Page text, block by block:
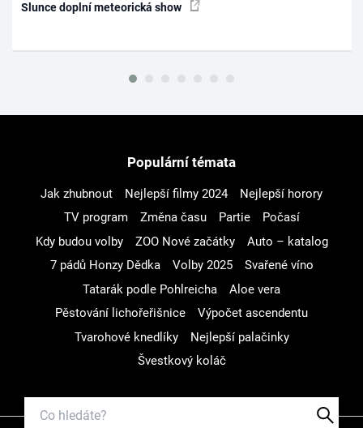
Slunce doplní meteorická show
Populární témata
Jak zhubnout Nejlepší filmy 2024
Nejlepší horory
TV program
Změna času Partie
Počasí
Kdy budou volby
ZOO Nové začátky
Auto – katalog
7 pádů Honzy Dědka
Volby 2025
Svařené víno
Tatarák podle Pohlreicha
Aloe vera
Pěstování lichořeřišnice
Výpočet ascendentu
Tvarohové knedlíky
Nejlepší palačinky
Švestkový koláč